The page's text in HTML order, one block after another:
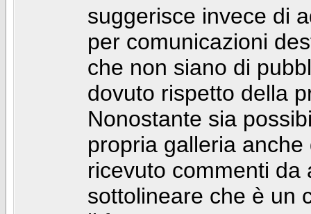
suggerisce invece di
per comunicazioni
che non siano di
dovuto rispetto della
Nonostante sia
propria galleria
ricevuto commenti da
sottolineare che è un